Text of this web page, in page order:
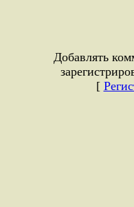
Добавлять
[